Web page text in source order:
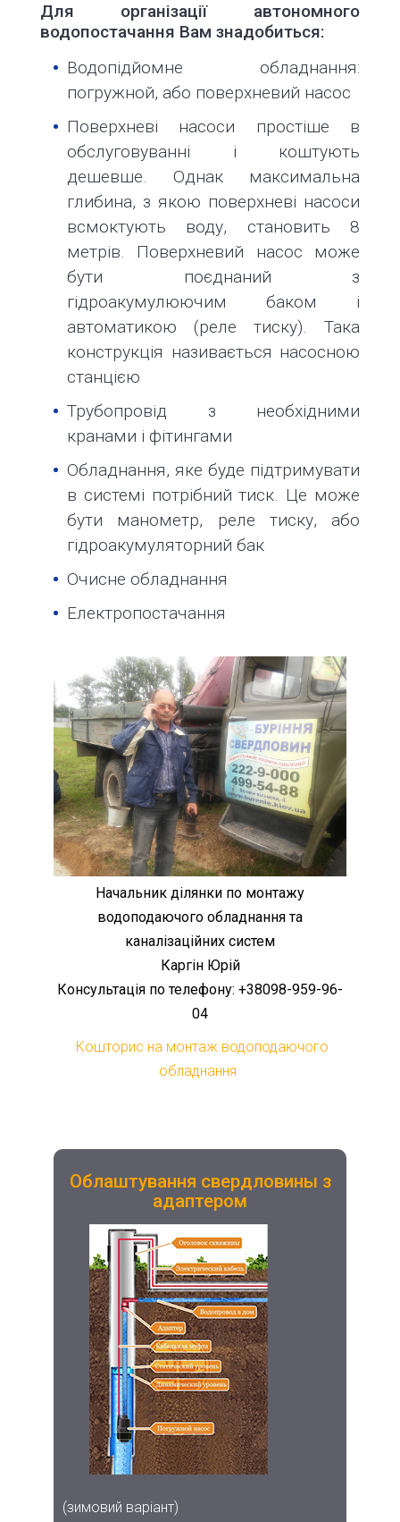
Для організації автономного
водопостачання Вам знадобиться:
Водопідйомне обладнання:
погружной, або поверхневий насос
Поверхневі насоси простіше в
обслуговуванні і коштують
дешевше. Однак максимальна
глибина, з якою поверхневі насоси
всмоктують воду, становить 8
метрів. Поверхневий насос може
бути поєднаний з
гідроакумулюючим баком і
автоматикою (реле тиску). Така
конструкція називається насосною
станцією
Трубопровід з необхідними
кранами і фітингами
Обладнання, яке буде підтримувати
в системі потрібний тиск. Це може
бути манометр, реле тиску, або
гідроакумуляторний бак
Очисне обладнання
Електропостачання
Начальник ділянки по монтажу
водоподаючого обладнання та
каналізаційних систем
Каргін Юрій
Консультація по телефону: +38098-959-96-
04
Кошторис на монтаж водоподаючого
обладнання
Облаштування свердловины з
адаптером
(зимовий варіант)